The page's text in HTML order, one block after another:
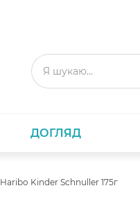
ДОГЛЯД
Haribo Kinder Schnuller 175г